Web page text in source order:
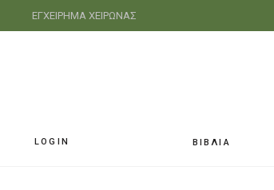
ΕΓΧΕΙΡΗΜΑ ΧΕΙΡΩΝΑΣ
LOGIN ΒΙΒΛΙΑ